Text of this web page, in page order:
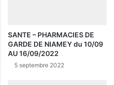
SANTE – PHARMACIES DE
GARDE DE NIAMEY du 10/09
AU 16/09/2022
5 septembre 2022